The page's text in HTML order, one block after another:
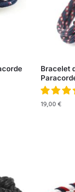
Bracelet
19,00€